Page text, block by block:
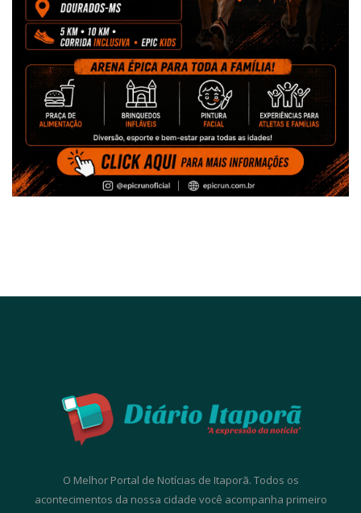
O Melhor Portal de Notícias de Itaporã. Todos os
acontecimentos da nossa cidade você acompanha primeiro